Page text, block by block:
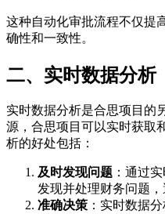
这种自动化审批流程不仅提
确性和一致性。
二、实时数据分析
实时数据分析是合思项目的
源，合思项目可以实时获取
析的好处包括：
及时发现问题 ：通过
发现并处理财务问题，
准确决策 ：实时数据